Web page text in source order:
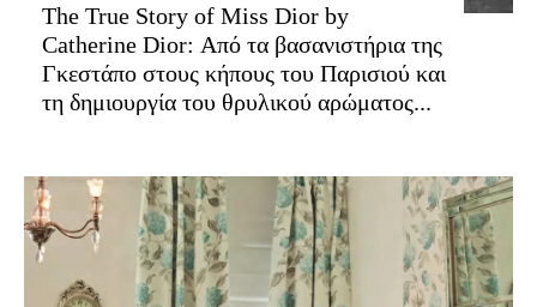
The True Story of Miss Dior by
Catherine Dior: Από τα βασανιστήρια της
Γκεστάπο στους κήπους του Παρισιού και
τη δημιουργία του θρυλικού αρώματος...